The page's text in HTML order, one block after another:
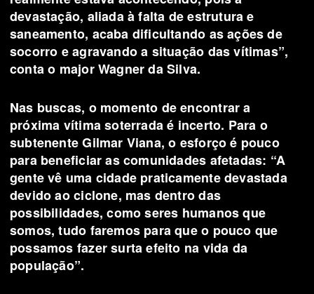
devastação, aliada à falta de estrutura e
saneamento, acaba dificultando as ações de
socorro e agravando a situação das vítimas”,
conta o major Wagner da Silva.
Nas buscas, o momento de encontrar a
próxima vítima soterrada é incerto. Para o
subtenente Gilmar Viana, o esforço é pouco
para beneficiar as comunidades afetadas: “A
gente vê uma cidade praticamente devastada
devido ao ciclone, mas dentro das
possibilidades, como seres humanos que
somos, tudo faremos para que o pouco que
possamos fazer surta efeito na vida da
população”.